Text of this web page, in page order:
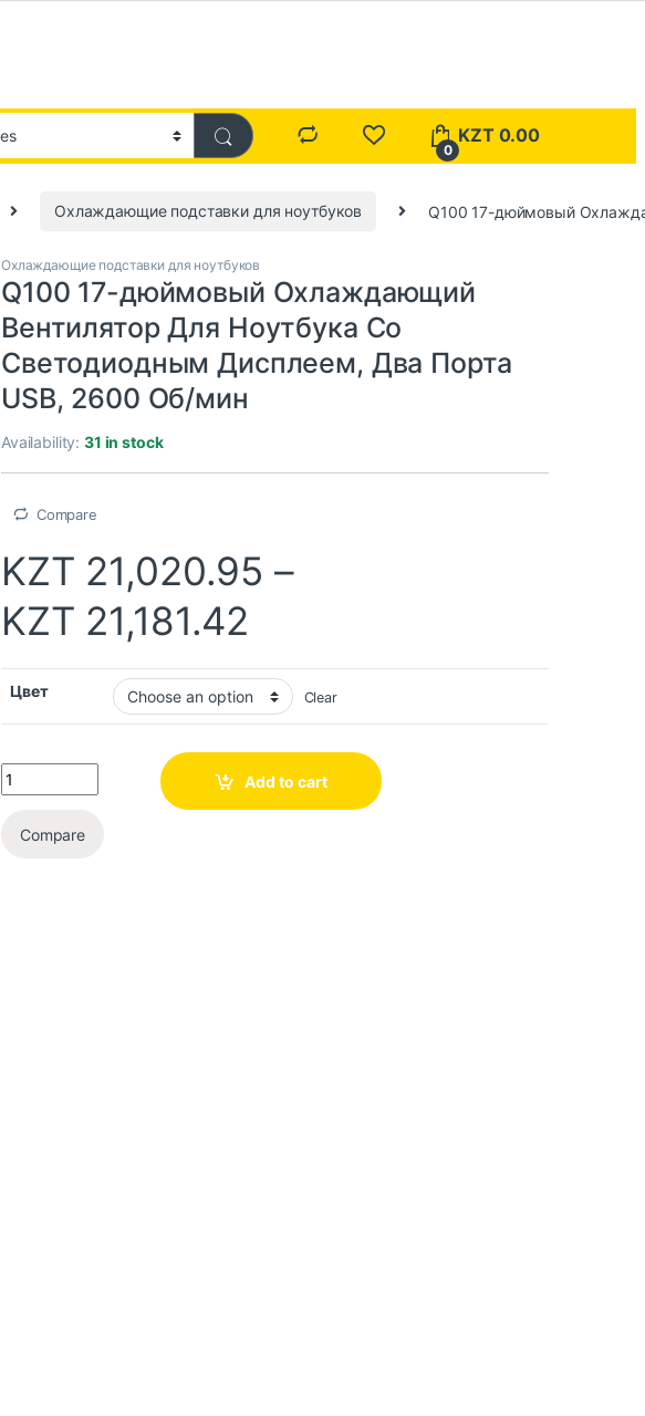
0
KZT 0.00
Охлаждающие подставки для ноутбуков Q100 17-дюймовый
Охлаждающие подставки для ноутбуков
Q100 17-дюймовый Охлаждающий
Вентилятор Для Ноутбука Со
Светодиодным Дисплеем, Два Порта
USB, 2600 Об/мин
Availability:31 in stock
Compare
KZT 21,020.95 –
KZT 21,181.42
Цвет Clear
Add to cart
Compare